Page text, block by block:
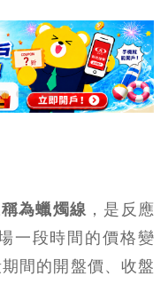
為蠟燭線 ，是反應
一段時間的價格變
間的開盤價、收盤